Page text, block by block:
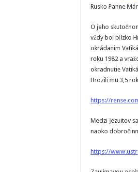
Rusko Panne
O jeho
vždy bol blízko
okrádanim
roku 1982 a
okradnutie
Hrozili mu 3,5
https://
Medzi Jezuitov
naoko
https://